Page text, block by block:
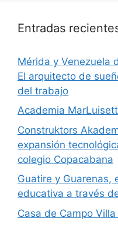
Entradas
​Mérida y Venezuela
El arquitecto de
del trabajo
Academia MarLuisett
Construktors
expansión
colegio Copacabana
Guatire y Guarenas,
educativa a través
Casa de Campo